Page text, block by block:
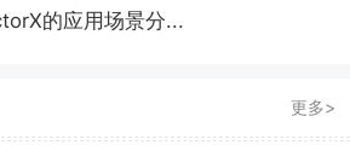
的应用场景分...
更多>